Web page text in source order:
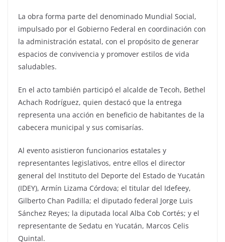
La obra forma parte del denominado Mundial Social,
impulsado por el Gobierno Federal en coordinación con
la administración estatal, con el propósito de generar
espacios de convivencia y promover estilos de vida
saludables.
En el acto también participó el alcalde de Tecoh, Bethel
Achach Rodríguez, quien destacó que la entrega
representa una acción en beneficio de habitantes de la
cabecera municipal y sus comisarías.
Al evento asistieron funcionarios estatales y
representantes legislativos, entre ellos el director
general del Instituto del Deporte del Estado de Yucatán
(IDEY), Armín Lizama Córdova; el titular del Idefeey,
Gilberto Chan Padilla; el diputado federal Jorge Luis
Sánchez Reyes; la diputada local Alba Cob Cortés; y el
representante de Sedatu en Yucatán, Marcos Celis
Quintal.